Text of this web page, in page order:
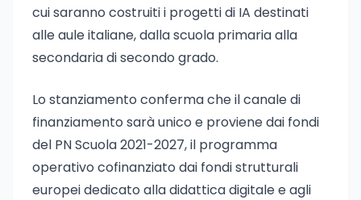
cui saranno costruiti i progetti di IA destinati
alle aule italiane, dalla scuola primaria alla
secondaria di secondo grado.
Lo stanziamento conferma che il canale di
finanziamento sarà unico e proviene dai fondi
del PN Scuola 2021-2027, il programma
operativo cofinanziato dai fondi strutturali
europei dedicato alla didattica digitale e agli